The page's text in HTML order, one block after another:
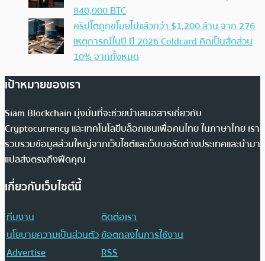
840,000 BTC
คริปโตถูกขโมยไปแล้วกว่า $1,200 ล้าน จาก 276
เหตุการณ์ในปี ปี 2026 Coldcard คิดเป็นสัดส่วน
10% จากทั้งหมด
เป้าหมายของเรา
Siam Blockchain มุ่งมั่นที่จะช่วยนำเสนอสารเกี่ยวกับ
Cryptocurrency และเทคโนโลยีบล็อกเชนเพื่อคนไทย ในภาษาไทย เรา
รวบรวมข้อมูลส่วนใหญ่จากเว็บไซต์และเว็บบอร์ดต่างประเทศและนำมา
แปลส่งตรงถึงฟีดคุณ
เกี่ยวกับเว็บไซต์นี้
ทีมงาน
ติดต่อเรา
นโยบายความเป็นส่วนตัวข้อตกลงในการใช้งาน
Advertise
RSS